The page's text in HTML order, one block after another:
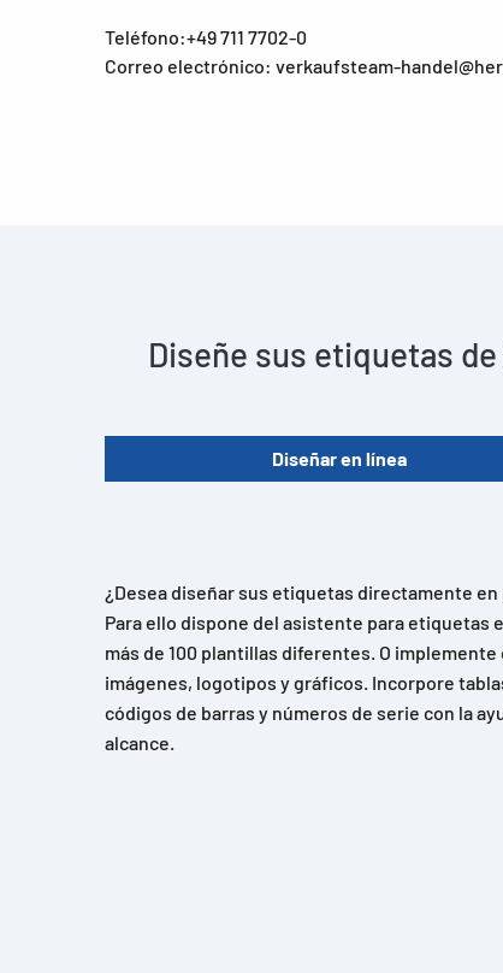
Teléfono:+49 711 7702-0
Correo electrónico: verkaufsteam-
Diseñe sus etiquetas
Diseñar en línea
¿Desea diseñar sus etiquetas directamente
Para ello dispone del asistente para etiquetas
más de 100 plantillas diferentes. O
imágenes, logotipos y gráficos. Incorpore
códigos de barras y números de serie con la
alcance.